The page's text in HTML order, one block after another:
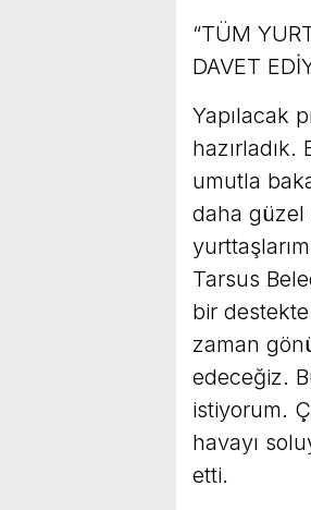
“TÜM
DAVET
Yapılacak
umutla
daha güzel
Tarsus
bir
zaman
edeceğiz.
istiyorum.
havayı
etti.